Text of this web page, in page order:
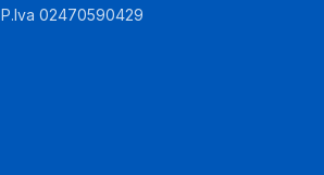
P.Iva 02470590429